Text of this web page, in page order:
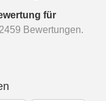
für
2459 Bewertungen.